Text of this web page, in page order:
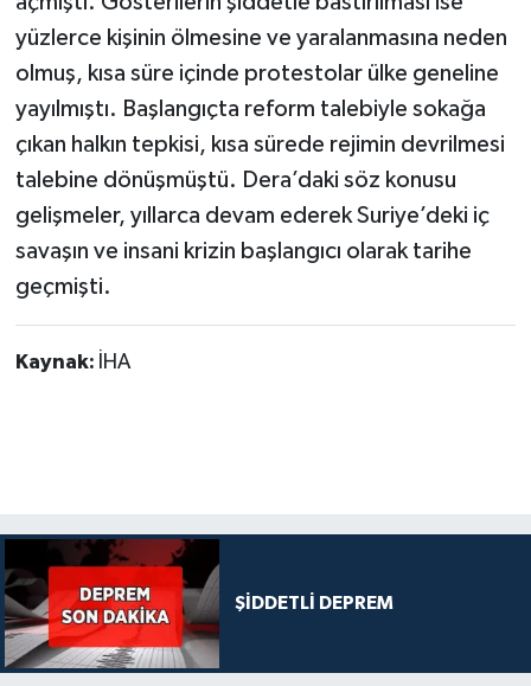
yüzlerce kişinin ölmesine ve yaralanmasına neden
olmuş, kısa süre içinde protestolar ülke geneline
yayılmıştı. Başlangıçta reform talebiyle sokağa
çıkan halkın tepkisi, kısa sürede rejimin devrilmesi
talebine dönüşmüştü. Dera’daki söz konusu
gelişmeler, yıllarca devam ederek Suriye’deki iç
savaşın ve insani krizin başlangıcı olarak tarihe
geçmişti.
Kaynak: İHA
ŞİDDETLİ DEPREM